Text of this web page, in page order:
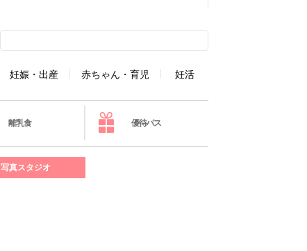
妊娠・出産 赤ちゃん・育児 妊活
離乳食 優待パス
写真スタジオ